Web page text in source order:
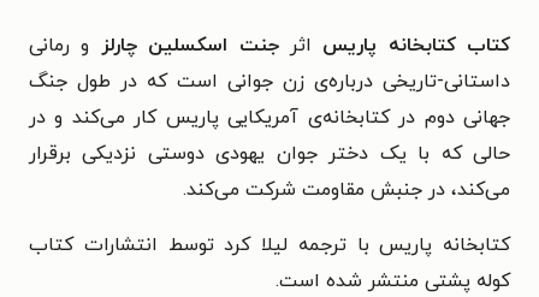
کتاب کتابخانه پاریس اثرجنت اسکسلین چارلز و رمانی
داستانی-تاریخی درباره‌ی زن جوانی است که در طول جنگ
جهانی دوم در کتابخانه‌ی آمریکایی پاریس کار می‌کند و در
حالی که با یک دختر جوان یهودی دوستی نزدیکی برقرار
می‌کند، در جنبش مقاومت شرکت می‌کند.
کتابخانه پاریس با ترجمه لیلا کرد توسط انتشارات کتاب
کوله پشتی منتشر شده است.